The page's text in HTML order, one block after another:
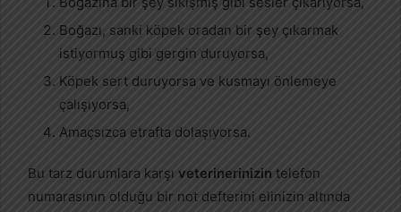
Boğazı, sanki köpek oradan bir şey çıkarmak
istiyormuş gibi gergin duruyorsa,
Köpek sert duruyorsa ve kusmayı önlemeye
çalışıyorsa,
Amaçsızca etrafta dolaşıyorsa.
Bu tarz durumlara karşı veterinerinizin telefon
numarasının olduğu bir not defterini elinizin altında